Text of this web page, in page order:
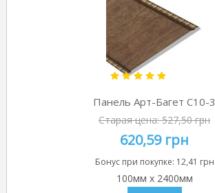
Панель Арт-Багет C10-3
Старая цена:527,50 грн
620,59 грн
Бонус при покупке: 12,41 грн
100мм x 2400мм